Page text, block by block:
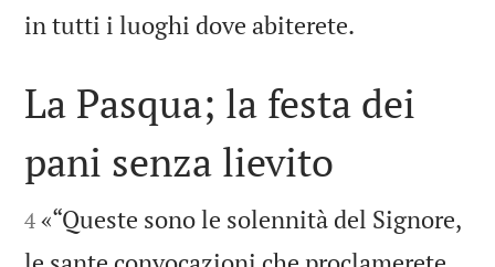
in tutti i luoghi dove abiterete.

La Pasqua; la festa dei
pani senza lievito

4 «“Queste sono le solennità del Signore,